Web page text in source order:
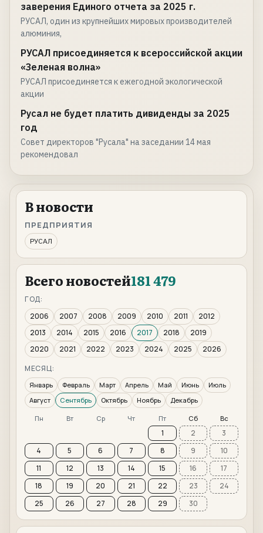
заверения Единого отчета за 2025 г.
РУСАЛ, один из крупнейших мировых производителей
алюминия,
РУСАЛ присоединяется к всероссийской акции
«Зеленая волна»
РУСАЛ присоединяется к ежегодной экологической
акции
Русал не будет платить дивиденды за 2025
год
Совет директоров "Русала" на заседании 14 мая
рекомендовал
В новости
ПРЕДПРИЯТИЯ
РУСАЛ
Всего новостей181 479
ГОД:
2006
2007 2008 2009 2010 2011
2012
2013
2014 2015 2016 2017 2018
2019
2020
2021 2022 2023 2024 2025
2026
МЕСЯЦ:
Январь Февраль Март Апрель Май Июнь
Июль
Август
Сентябрь Октябрь Ноябрь Декабрь
Пн Вт Ср Чт Пт Сб Вс
1 2
3
4
5 6 7 8 9
10
11
12 13 14 15 16
17
18
19 20 21 22 23
24
25
26 27 28 29 30